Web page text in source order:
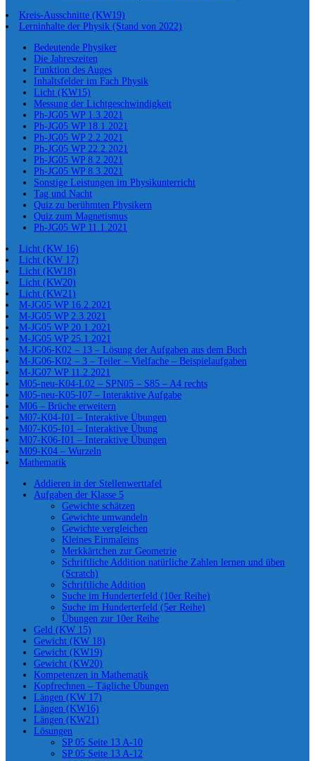
Kreis-Ausschnitte (KW19)
Lerninhalte der Physik (Stand von 2022)
Bedeutende Physiker
Die Jahreszeiten
Funktion des Auges
Inhaltsfelder im Fach Physik
Licht (KW15)
Messung der Lichtgeschwindigkeit
Ph-JG05 WP 1.3.2021
Ph-JG05 WP 18.1.2021
Ph-JG05 WP 2.2.2021
Ph-JG05 WP 22.2.2021
Ph-JG05 WP 8.2.2021
Ph-JG05 WP 8.3.2021
Sonstige Leistungen im Physikunterricht
Tag und Nacht
Quiz zu berühmten Physikern
Quiz zum Magnetismus
Ph-JG05 WP 11.1.2021
Licht (KW 16)
Licht (KW 17)
Licht (KW18)
Licht (KW20)
Licht (KW21)
M-JG05 WP 16.2.2021
M-JG05 WP 2.3.2021
M-JG05 WP 20.1.2021
M-JG05 WP 25.1.2021
M-JG06-K02 – 13 – Lösung der Aufgaben aus dem Buch
M-JG06-K02 – 3 – Teiler – Vielfache – Beispielaufgaben
M-JG07 WP 11.2.2021
M05-neu-K04-L02 – SPN05 – S85 – A4 rechts
M05-neu-K05-I07 – Interaktive Aufgabe
M06 – Brüche erweitern
M07-K04-I01 – Interaktive Übungen
M07-K05-I01 – Interaktive Übung
M07-K06-I01 – Interaktive Übungen
M09-K04 – Wurzeln
Mathematik
Addieren in der Stellenwerttafel
Aufgaben der Klasse 5
Gewichte schätzen
Gewichte umwandeln
Gewichte vergleichen
Kleines Einmaleins
Merkkärtchen zur Geometrie
Schriftliche Addition natürliche Zahlen lernen und üben
(Scratch)
Schriftliche Addition
Suche im Hunderterfeld (10er Reihe)
Suche im Hunderterfeld (5er Reihe)
Übungen zur 10er Reihe
Geld (KW 15)
Gewicht (KW 18)
Gewicht (KW19)
Gewicht (KW20)
Kompetenzen in Mathematik
Kopfrechnen – Tägliche Übungen
Längen (KW 17)
Längen (KW16)
Längen (KW21)
Lösungen
SP 05 Seite 13 A-10
SP 05 Seite 13 A-12